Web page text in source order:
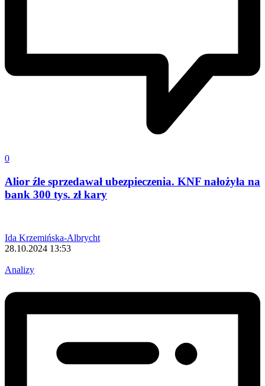
0
Alior źle sprzedawał ubezpieczenia. KNF nałożyła na
bank 300 tys. zł kary
Ida Krzemińska-Albrycht
28.10.2024 13:53
Analizy